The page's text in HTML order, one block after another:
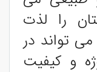
را لذت
تواند در
و کیفیت